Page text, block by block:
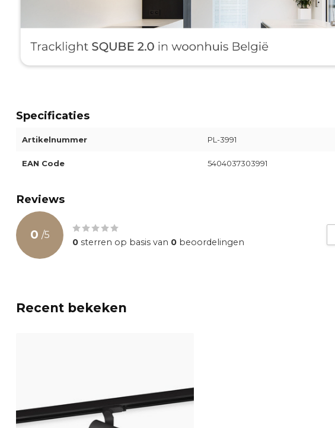
Specificaties
Artikelnummer PL-3991
EAN Code 5404037303991
Reviews
0 /5
0 sterren op basis van 0 beoordelingen
Recent bekeken